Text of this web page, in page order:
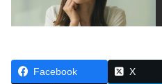
Facebook X